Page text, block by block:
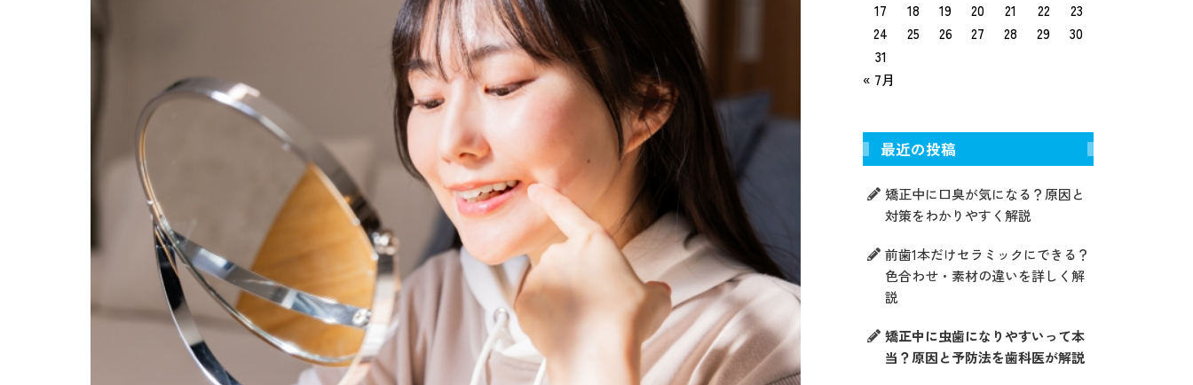
17
18 19 20 21 22
23
24
25 26 27 28 29
30
31
« 7月
最近の投稿
矯正中に口臭が気になる？原因と
対策をわかりやすく解説
前歯1本だけセラミックにできる？
色合わせ・素材の違いを詳しく解
説
矯正中に虫歯になりやすいって本
当？原因と予防法を歯科医が解説